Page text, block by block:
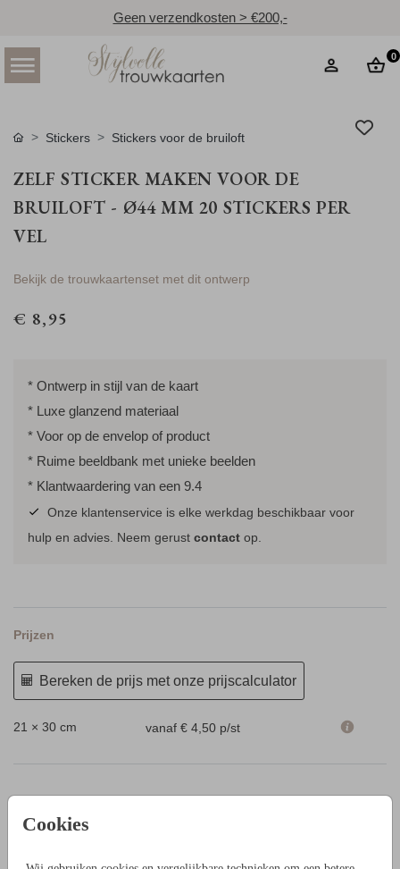
Geen verzendkosten > €200,-
0
Cookies
Stickers Stickers voor de bruiloft
ZELF STICKER MAKEN VOOR DE
BRUILOFT - Ø44 MM 20 STICKERS PER
VEL
Bekijk de trouwkaartenset met dit ontwerp
€ 8,95
* Ontwerp in stijl van de kaart
* Luxe glanzend materiaal
* Voor op de envelop of product
* Ruime beeldbank met unieke beelden
* Klantwaardering van een 9.4
Onze klantenservice is elke werkdag beschikbaar voor
hulp en advies. Neem gerust contact op.
Prijzen
Bereken de prijs met onze prijscalculator
21 × 30 cm vanaf € 4,50 p/st